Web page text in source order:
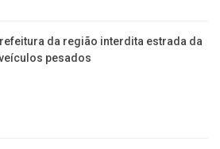
da região interdita estrada da
pesados